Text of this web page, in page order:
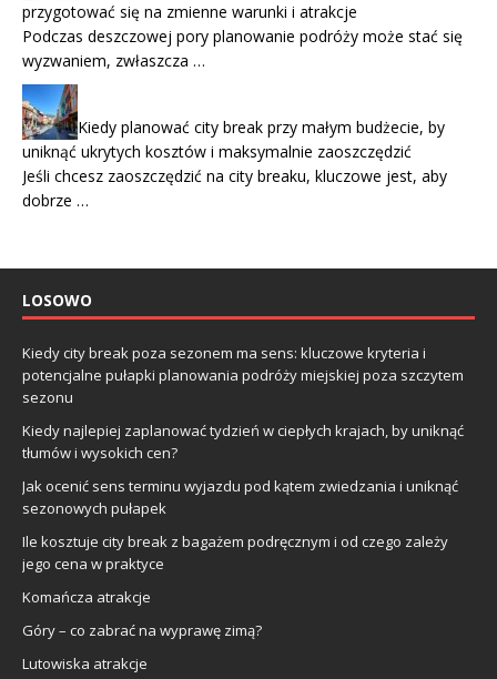
przygotować się na zmienne warunki i atrakcje
Podczas deszczowej pory planowanie podróży może stać się
wyzwaniem, zwłaszcza …
Kiedy planować city break przy małym budżecie, by
uniknąć ukrytych kosztów i maksymalnie zaoszczędzić
Jeśli chcesz zaoszczędzić na city breaku, kluczowe jest, aby
dobrze …
LOSOWO
Kiedy city break poza sezonem ma sens: kluczowe kryteria i
potencjalne pułapki planowania podróży miejskiej poza szczytem
sezonu
Kiedy najlepiej zaplanować tydzień w ciepłych krajach, by uniknąć
tłumów i wysokich cen?
Jak ocenić sens terminu wyjazdu pod kątem zwiedzania i uniknąć
sezonowych pułapek
Ile kosztuje city break z bagażem podręcznym i od czego zależy
jego cena w praktyce
Komańcza atrakcje
Góry – co zabrać na wyprawę zimą?
Lutowiska atrakcje